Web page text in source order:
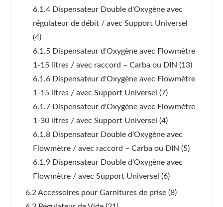
6.1.4 Dispensateur Double d'Oxygène avec
régulateur de débit / avec Support Universel
(4)
6.1.5 Dispensateur d'Oxygène avec Flowmètre
1-15 litres / avec raccord – Carba ou DIN (13)
6.1.6 Dispensateur d'Oxygène avec Flowmètre
1-15 litres / avec Support Universel (7)
6.1.7 Dispensateur d'Oxygène avec Flowmètre
1-30 litres / avec Support Universel (4)
6.1.8 Dispensateur Double d'Oxygène avec
Flowmètre / avec raccord – Carba ou DIN (5)
6.1.9 Dispensateur Double d'Oxygène avec
Flowmètre / avec Support Universel (6)
6.2 Accessoires pour Garnitures de prise (8)